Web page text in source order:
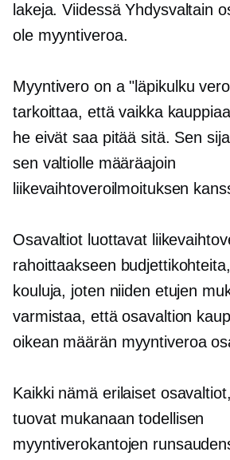
lakeja. Viidessä Yhdysvaltain
ole myyntiveroa.
Myyntivero on a"läpikulku
tarkoittaa, että vaikka
he eivät saa pitää sitä. Sen
sen valtiolle määräajoin
liikevaihtoveroilmoituksen
Osavaltiot luottavat
rahoittaakseen
kouluja, joten niiden etujen
varmistaa, että osavaltion
oikean määrän myyntiveroa
Kaikki nämä erilaiset
tuovat mukanaan todellisen
myyntiverokantojen